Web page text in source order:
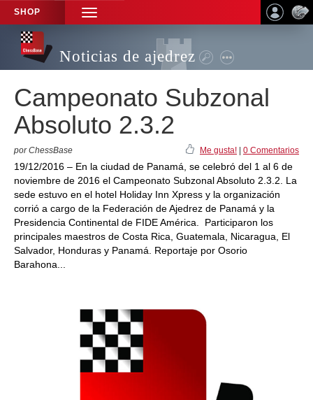
SHOP
TOGGLE
NAVIGATION
Noticias de ajedrez
Campeonato Subzonal
Absoluto 2.3.2
por ChessBase Me gusta! 0 Comentarios
19/12/2016 – En la ciudad de Panamá, se celebró del 1 al 6 de
noviembre de 2016 el Campeonato Subzonal Absoluto 2.3.2. La
sede estuvo en el hotel Holiday Inn Xpress y la organización
corrió a cargo de la Federación de Ajedrez de Panamá y la
Presidencia Continental de FIDE América. Participaron los
principales maestros de Costa Rica, Guatemala, Nicaragua, El
Salvador, Honduras y Panamá. Reportaje por Osorio
Barahona...